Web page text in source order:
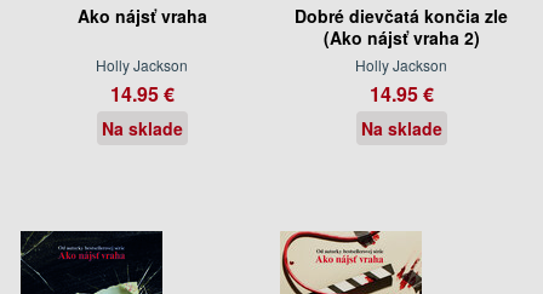
Ako nájsť vraha
Holly Jackson
14.95 €
Na sklade
Dobré dievčatá končia zle
(Ako nájsť vraha 2)
Holly Jackson
14.95 €
Na sklade